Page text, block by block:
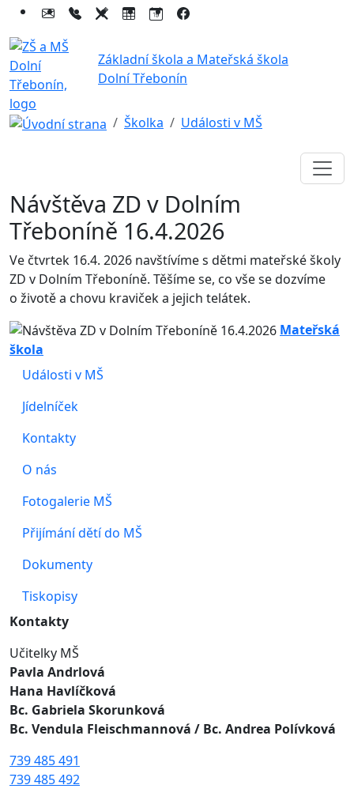
Základní škola a Mateřská škola
Dolní Třebonín
Školka Události v MŠ
Návštěva ZD v Dolním
Třeboníně 16.4.2026
Ve čtvrtek 16.4. 2026 navštívíme s dětmi mateřské školy
ZD v Dolním Třeboníně. Těšíme se, co vše se dozvíme
o životě a chovu kraviček a jejich telátek.
Mateřská
škola
Události v MŠ
Jídelníček
Kontakty
O nás
Fotogalerie MŠ
Přijímání dětí do MŠ
Dokumenty
Tiskopisy
Kontakty
Učitelky MŠ
Pavla Andrlová
Hana Havlíčková
Bc. Gabriela Skorunková
Bc. Vendula Fleischmannová / Bc. Andrea Polívková
739 485 491
739 485 492